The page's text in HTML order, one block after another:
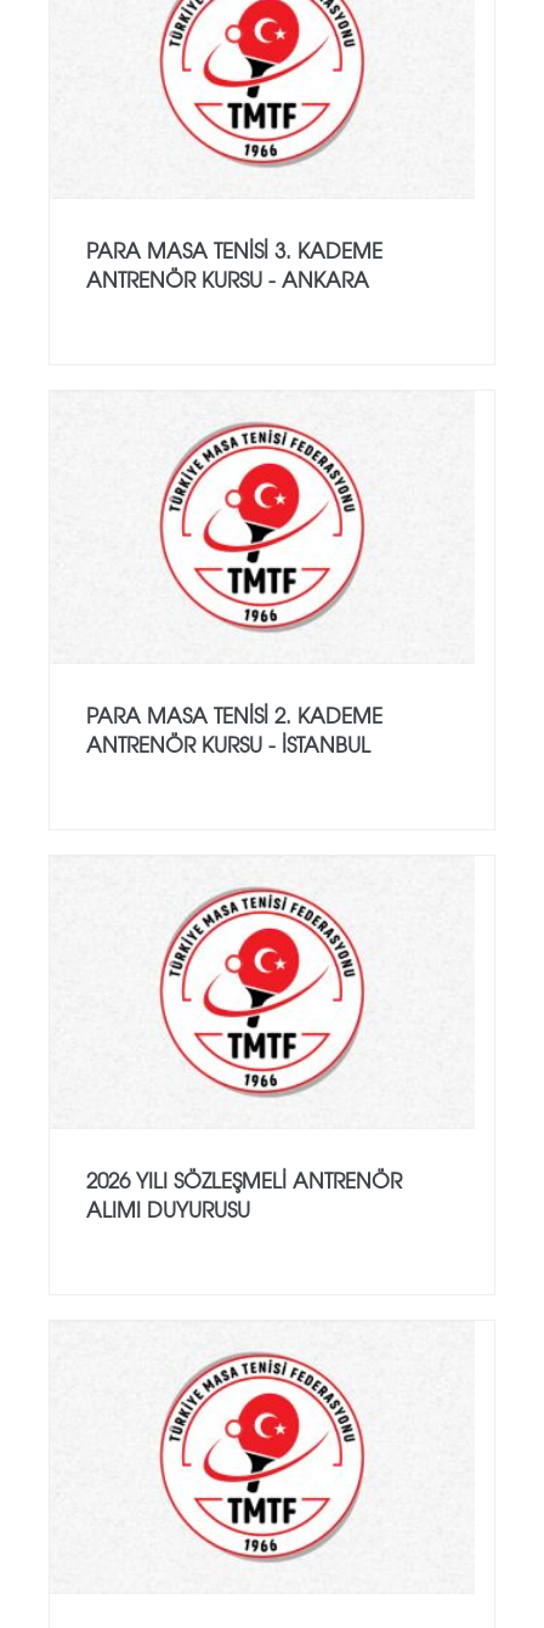
PARA MASA TENISI 3. KADEME
ANTRENÖR KURSU - ANKARA
PARA MASA TENISI 2. KADEME
ANTRENÖR KURSU - İSTANBUL
2026 YILI SÖZLEŞMELI ANTRENÖR
ALIMI DUYURUSU